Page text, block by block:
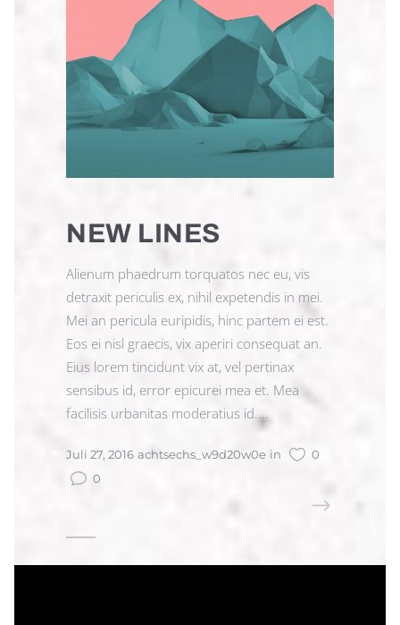
NEW LINES
Alienum phaedrum torquatos nec eu, vis
detraxit periculis ex, nihil expetendis in mei.
Mei an pericula euripidis, hinc partem ei est.
Eos ei nisl graecis, vix aperiri consequat an.
Eius lorem tincidunt vix at, vel pertinax
sensibus id, error epicurei mea et. Mea
facilisis urbanitas moderatius id....
Juli 27, 2016 achtsechs_w9d20w0e in
0
0